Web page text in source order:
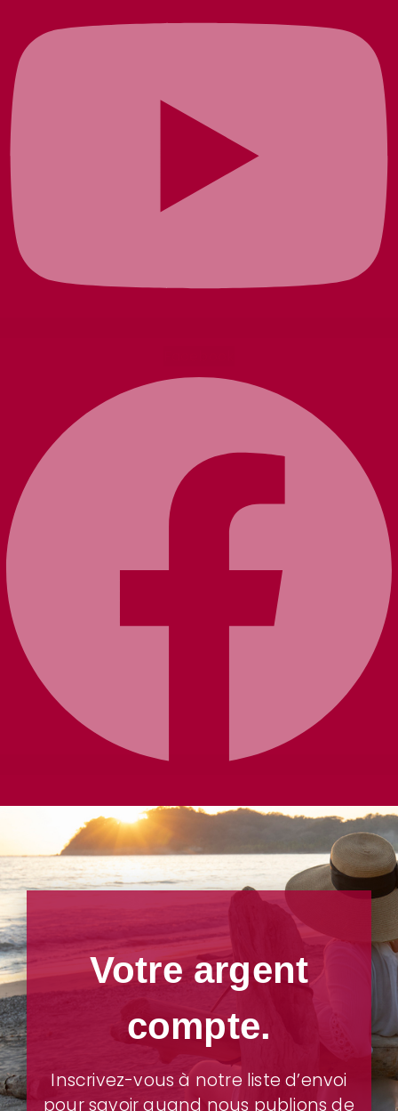
Votre argent
compte.
Inscrivez-vous à notre liste d’envoi
pour savoir quand nous publions de